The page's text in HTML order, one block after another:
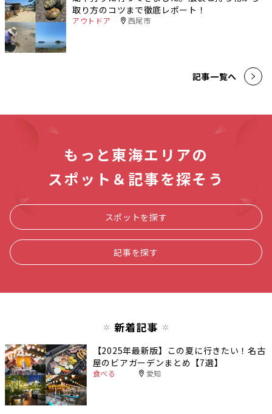
取り方のコツまで徹底レポート！
アウトドア 西尾市
記事一覧へ
もっと東海エリアの
スポット＆記事を探そう
スポットを探す
記事を探す
新着記事
【2025年最新版】この夏に行きたい！名古
屋のビアガーデンまとめ【7選】
食べる 愛知